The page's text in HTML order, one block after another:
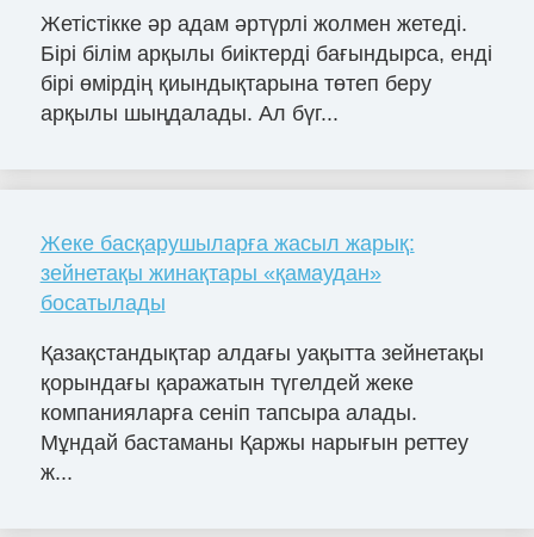
Жетістікке әр адам әртүрлі жолмен жетеді.
Бірі білім арқылы биіктерді бағындырса, енді
бірі өмірдің қиындықтарына төтеп беру
арқылы шыңдалады. Ал бүг...
Жеке басқарушыларға жасыл жарық:
зейнетақы жинақтары «қамаудан»
босатылады
Қазақстандықтар алдағы уақытта зейнетақы
қорындағы қаражатын түгелдей жеке
компанияларға сеніп тапсыра алады.
Мұндай бастаманы Қаржы нарығын реттеу
ж...